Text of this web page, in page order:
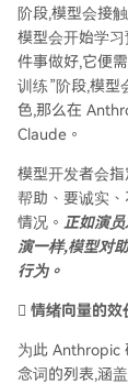
阶段,模型会接
模型会开始学
件事做好,它便
训练”阶段,模型
色,那么在
Claude。
模型开发者会
帮助、要诚实
情况。 正如演
演一样,模型对
行为。
🫆 情绪向量的效
为此 Anthropic
念词的列表,涵